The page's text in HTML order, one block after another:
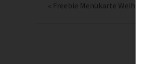
« Freebie Menükarte Weihnachten